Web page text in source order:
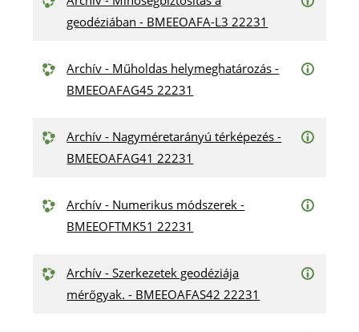
geodéziában - BMEEOAFA-L3 22231
Archív - Műholdas helymeghatározás -
BMEEOAFAG45 22231
Archív - Nagyméretarányú térképezés -
BMEEOAFAG41 22231
Archív - Numerikus módszerek -
BMEEOFTMK51 22231
Archív - Szerkezetek geodéziája
mérőgyak. - BMEEOAFAS42 22231